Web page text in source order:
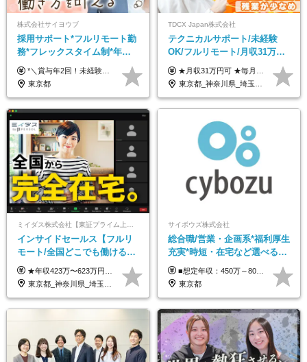
株式会社サイヨウブ
採用サポート*フルリモート勤
務*フレックスタイム制*年休
120日*土日祝休み*残業ほぼな
し*育児中社員8割以上
*＼賞与年2回！未経験から月給28万円スタート／* ◆月給28万～40万円＋賞与年2回＋各種インセンティブ ※経験・スキルを考慮の上、決定します ※試用期間6ヶ月間あり（期間中は月給26万円～になります。その他待遇等に差異はありません） ※月給には月35時間分の固定残業代含む（月5万4800円/超過分別途支給） ※ほとんどのメンバーが残業ゼロです！フレックスタイム制のため、自分の生活に合わせて調整できます。 ＼希望性で土曜日出勤あり／ お客様より「土曜日に応募者の対応をしてほしい」という ご要望を受けた際に、応募者対応⇒求職者との メッセージのやり取りなど、対応が発生する場合があります。 ※土曜日に出勤いただく場合は ・2時間稼働：4500円 ・4時間稼働：9000円 の給与が発生。勤務時間が4時間超えることは原則ありません。 短期間で高い給与をGETできるチャンスです♪
東京都
TDCX Japan株式会社
テクニカルサポート/未経験
OK/フルリモート/月収31万円
可/月最大3万のインセンティ
ブ支給/平均年齢33歳
★月収31万円可 ★毎月「最大3万円」のインセンティブあり 月給266,228円～＋スキル手当（15,000円）＋インセンティブ（月最大3万円） ※月給例（月額最大額）：281,228 円＋残業代発生分 インセンティブを最大まで取得できた場合は、月額最大額：311,228円＋残業代発生分 となります ※経験・スキルなどを考慮し決定します ※残業代は1分単位で支給 ※試用期間3ヵ月あり（契約社員期間も給与・待遇に変更なし） ※インセンティブは効率性、顧客満足、勤怠状況等の結果により毎月金額が決定されます。 ＼”頑張り”はインセンティブで還元！／ 入社3ヶ月目から、目標数字やKPI、勤怠状況、お客様アンケートなどをもとに評価をスタート。 最短4ヶ月目にはインセンティブの支給も可能です！
東京都_神奈川県_埼玉県_千葉県_大阪府_愛知県_北海道_青森県_岩手県_宮城県_秋田県_山形県_福島県_茨城県_栃木県_群馬県_新潟県_山梨県_長野県_富山県_石川県_福井県_静岡県_岐阜県_三重県_兵庫県_京都府_滋賀県_奈良県_和歌山県_広島県_岡山県_鳥取県_島根県_山口県_徳島県_香川県_愛媛県_高知県_福岡県_熊本県_佐賀県_長崎県_大分県_宮崎県_鹿児島県_沖縄県
インサイドセールス【フルリ
モート/全国どこでも働ける】
未経験OK*土日祝休み*残業少
なめ*在宅勤務手当あり
★年収423万〜623万円のモデルあり（想定時間外手当10時間分含む） ★半年に一度ドカンと支給のボーナスあり（半年に1度最大150万円） 月給25万円〜＋各種手当＋インセンティブ ＊リモートワーク手当（4000円/月） ＊リモートワーク一時金（1万5000円） ＊残業手当全額支給 ※経験・スキルにより月給を決定します ※試用期間：2ヵ月あり。期間中の雇用形態・給与・待遇に変更はありません 《頑張りはインセンティブとして還元！》 当社は5段階の評価制度を導入。 半期に1回の評価で最高ランク（5点）を獲得したメンバーには、 150万円のインセンティブを支給！ これが半年に一度のインセンティブとして支給されるため、 成果を出した分だけまとまった収入を得られる仕組みです。 【固定残業代について】 なし（残業代は、実際の労働時間に応じて別途全額支給）
東京都_神奈川県_埼玉県_千葉県_大阪府_愛知県_北海道_青森県_岩手県_宮城県_秋田県_山形県_福島県_茨城県_栃木県_群馬県_新潟県_山梨県_長野県_富山県_石川県_福井県_静岡県_岐阜県_三重県_兵庫県_京都府_滋賀県_奈良県_和歌山県_広島県_岡山県_鳥取県_島根県_山口県_徳島県_香川県_愛媛県_高知県_福岡県_熊本県_佐賀県_長崎県_大分県_宮崎県_鹿児島県_沖縄県
サイボウズ株式会社
総合職/営業・企画系*福利厚生
充実*時短・在宅など選べる働
き方*賞与年2回
■想定年収：450万～800万円（基本給12ヶ月分＋賞与2ヶ月分） ※上記想定年収はフルタイムの働き方を想定しています。 それ以外の働き方（勤務日数、時短、固定残業時間数の変更など）の場合 上記想定年収の支給を確約するものではありません ※賞与は全社の業績に応じて変動の可能性があります ※ご経験・スキルを考慮のうえ、当社規定により優遇します （試用期間3ヶ月有/給与・待遇に差異なし） ■昇給年1回 ■賞与年2回（2月・8月）
東京都